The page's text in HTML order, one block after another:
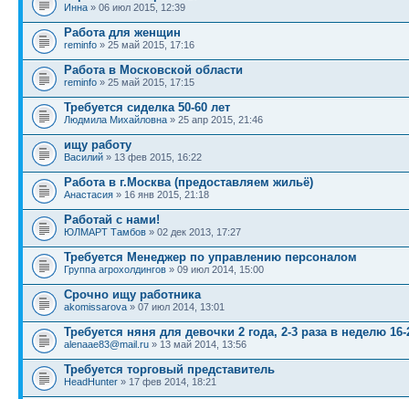
Инна » 06 июл 2015, 12:39
Работа для женщин
reminfo » 25 май 2015, 17:16
Работа в Московской области
reminfo » 25 май 2015, 17:15
Требуется сиделка 50-60 лет
Людмила Михайловна » 25 апр 2015, 21:46
ищу работу
Василий » 13 фев 2015, 16:22
Работа в г.Москва (предоставляем жильё)
Анастасия » 16 янв 2015, 21:18
Работай с нами!
ЮЛМАРТ Тамбов » 02 дек 2013, 17:27
Требуется Менеджер по управлению персоналом
Группа агрохолдингов » 09 июл 2014, 15:00
Срочно ищу работника
akomissarova » 07 июл 2014, 13:01
Требуется няня для девочки 2 года, 2-3 раза в неделю 16-
alenaae83@mail.ru » 13 май 2014, 13:56
Требуется торговый представитель
HeadHunter » 17 фев 2014, 18:21